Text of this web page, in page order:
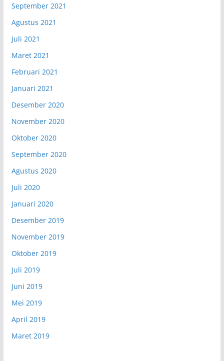
September 2021
Agustus 2021
Juli 2021
Maret 2021
Februari 2021
Januari 2021
Desember 2020
November 2020
Oktober 2020
September 2020
Agustus 2020
Juli 2020
Januari 2020
Desember 2019
November 2019
Oktober 2019
Juli 2019
Juni 2019
Mei 2019
April 2019
Maret 2019